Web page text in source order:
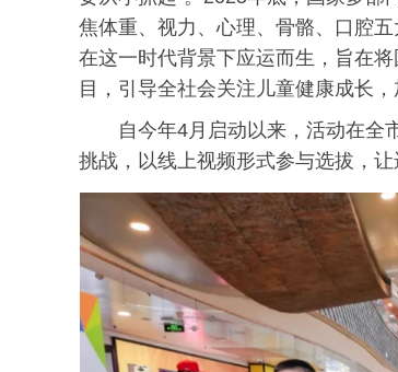
焦体重、视力、心理、骨骼、口腔
在这一时代背景下应运而生，旨在
目，引导全社会关注儿童健康成长
自今年4月启动以来，活动在全
挑战，以线上视频形式参与选拔，让